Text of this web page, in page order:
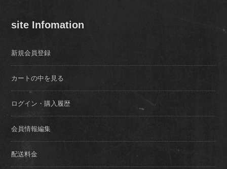
site Infomation
新規会員登録
カートの中を見る
ログイン・購入履歴
会員情報編集
配送料金